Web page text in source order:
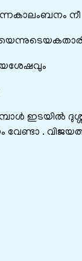
നീ
ഇടയിൽ
വേണ്ടാ .